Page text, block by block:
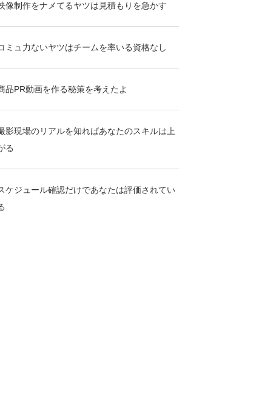
像制作をナメてるヤツは見積もりを急かす
ミュ力ないヤツはチームを率いる資格なし
品PR動画を作る秘策を考えたよ
影現場のリアルを知ればあなたのスキルは上
る
ケジュール確認だけであなたは評価されてい